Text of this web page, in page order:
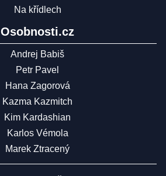
Na křídlech
Osobnosti.cz
Andrej Babiš
Petr Pavel
Hana Zagorová
Kazma Kazmitch
Kim Kardashian
Karlos Vémola
Marek Ztracený